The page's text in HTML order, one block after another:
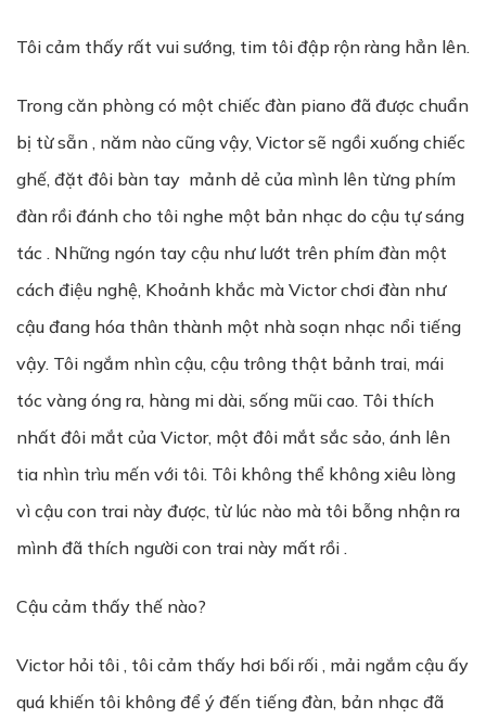
Tôi cảm thấy rất vui sướng, tim tôi đập rộn ràng hẳn lên.
Trong căn phòng có một chiếc đàn piano đã được chuẩn
bị từ sẵn , năm nào cũng vậy, Victor sẽ ngồi xuống chiếc
ghế, đặt đôi bàn tay mảnh dẻ của mình lên từng phím
đàn rồi đánh cho tôi nghe một bản nhạc do cậu tự sáng
tác . Những ngón tay cậu như lướt trên phím đàn một
cách điệu nghệ, Khoảnh khắc mà Victor chơi đàn như
cậu đang hóa thân thành một nhà soạn nhạc nổi tiếng
vậy. Tôi ngắm nhìn cậu, cậu trông thật bảnh trai, mái
tóc vàng óng ra, hàng mi dài, sống mũi cao. Tôi thích
nhất đôi mắt của Victor, một đôi mắt sắc sảo, ánh lên
tia nhìn trìu mến với tôi. Tôi không thể không xiêu lòng
vì cậu con trai này được, từ lúc nào mà tôi bỗng nhận ra
mình đã thích người con trai này mất rồi .
Cậu cảm thấy thế nào?
Victor hỏi tôi , tôi cảm thấy hơi bối rối , mải ngắm cậu ấy
quá khiến tôi không để ý đến tiếng đàn, bản nhạc đã